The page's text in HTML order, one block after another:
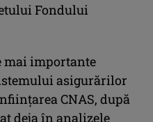
Fondului
mai importante
asigurărilor
CNAS, după
deja în analizele